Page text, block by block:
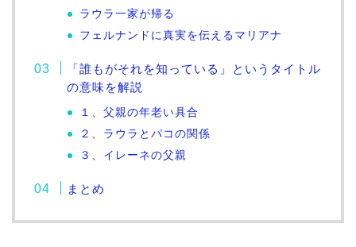
ラウラ一家が帰る
フェルナンドに真実を伝えるマリアナ
「誰もがそれを知っている」というタイトル
の意味を解説
１、父親の年老い具合
２、ラウラとパコの関係
３、イレーネの父親
まとめ